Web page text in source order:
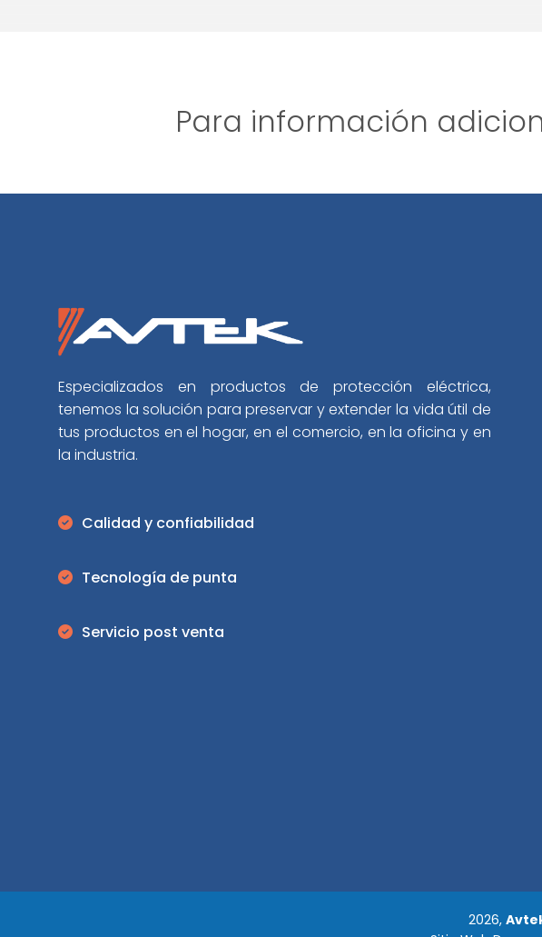
Para información
Especializados en productos de protección eléctrica,
tenemos la solución para preservar y extender la vida útil de
tus productos en el hogar, en el comercio, en la oficina y en
la industria.
Calidad y confiabilidad
Tecnología de punta
Servicio post venta
2026,